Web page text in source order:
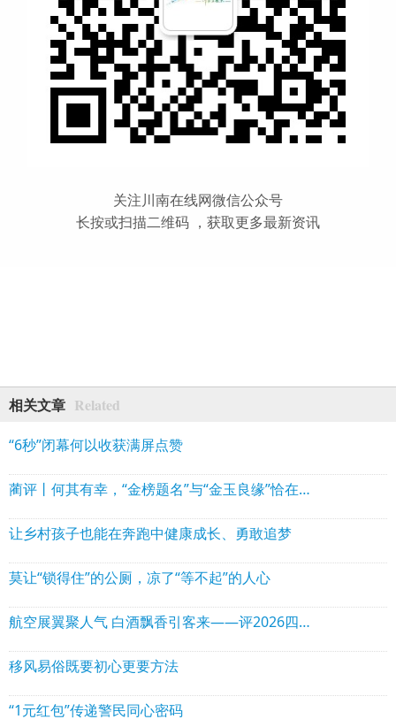
关注川南在线网微信公众号
长按或扫描二维码 ，获取更多最新资讯
相关文章 Related
“6秒”闭幕何以收获满屏点赞
蔺评丨何其有幸，“金榜题名”与“金玉良缘”恰在古蔺同路
让乡村孩子也能在奔跑中健康成长、勇敢追梦
莫让“锁得住”的公厕，凉了“等不起”的人心
航空展翼聚人气 白酒飘香引客来——评2026四川白酒产业园区航空航天展促消费场景活动
移风易俗既要初心更要方法
“1元红包”传递警民同心密码